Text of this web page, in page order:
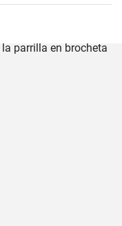
se sirven
con papas fritas y